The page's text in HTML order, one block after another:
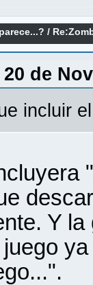
/
de
incluir
Y